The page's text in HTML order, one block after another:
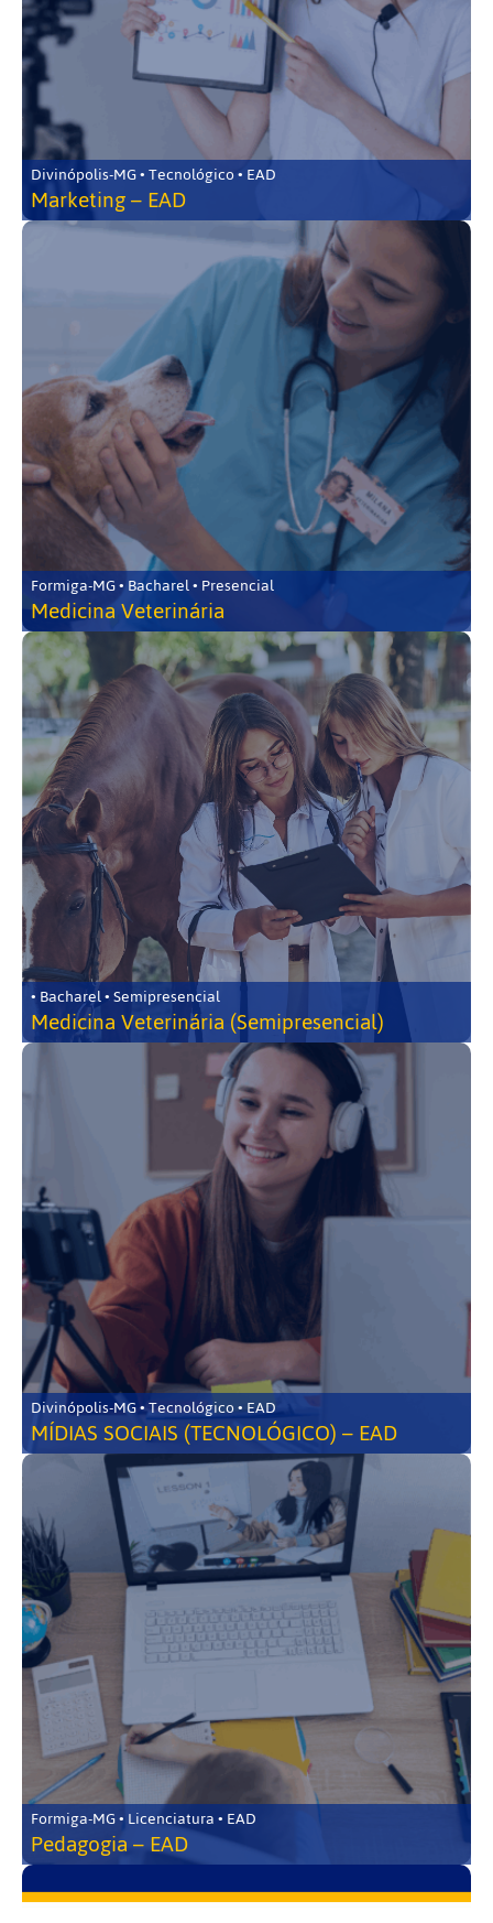
Divinópolis-MG • Tecnológico • EAD
Marketing – EAD
Formiga-MG • Bacharel • Presencial
Medicina Veterinária
• Bacharel • Semipresencial
Medicina Veterinária (Semipresencial)
Divinópolis-MG • Tecnológico • EAD
MÍDIAS SOCIAIS (TECNOLÓGICO) – EAD
Formiga-MG • Licenciatura • EAD
Pedagogia – EAD